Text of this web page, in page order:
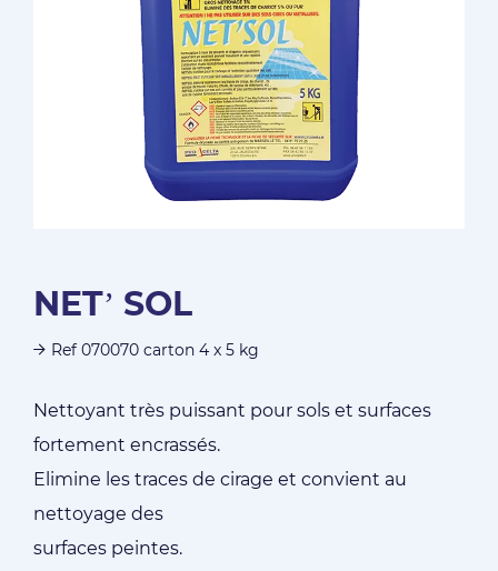
NET’ SOL
Ref 070070 carton 4 x 5 kg
Nettoyant très puissant pour sols et surfaces
fortement encrassés.
Elimine les traces de cirage et convient au
nettoyage des
surfaces peintes.